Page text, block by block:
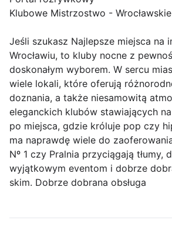
Klubowe Mistrzostwo -
Jeśli szukasz Najlepsze miejsca na
Wrocławiu, to kluby nocne z
doskonałym wyborem. W sercu
wiele lokali, które oferują
doznania, a także niesamowitą
eleganckich klubów stawiających
po miejsca, gdzie króluje pop czy
ma naprawdę wiele do
Nº 1 czy Pralnia przyciągają tłumy,
wyjątkowym eventom i dobrze
skim. Dobrze dobrana obsługa